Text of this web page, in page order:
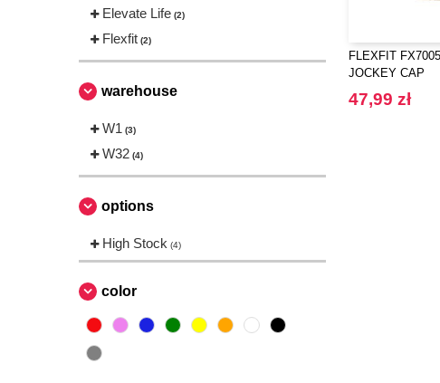
Elevate Life (2)
Flexfit (2)
warehouse
W1 (3)
W32 (4)
options
High Stock (4)
color
FLEXFIT
JOCKEY CAP
47,99 zł